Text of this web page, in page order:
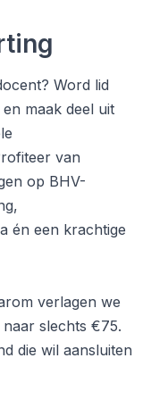
Word lid
maak deel uit
van
op BHV-
én een krachtige
verlagen we
slechts €75.
die wil aansluiten